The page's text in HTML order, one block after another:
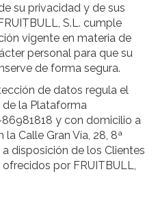
su privacidad y de sus
S.L. cumple
vigente en materia de
personal para que su
de forma segura.
de datos regula el
la Plataforma
86981818 y con domicilio a
Calle Gran Vía, 28, 8ª
disposición de los Clientes
por FRUITBULL,